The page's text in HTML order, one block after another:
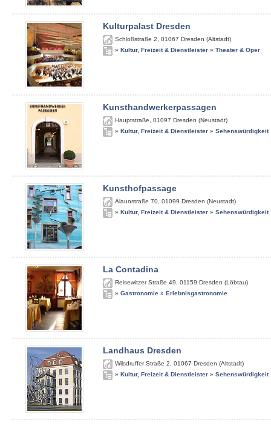
Kulturpalast Dresden
Schloßstraße 2 01067 Dresden (Altstadt)
» Kultur, Freizeit & Dienstleister » Theater & Oper
Kunsthandwerkerpassagen
Hauptstraße 01097 Dresden (Neustadt)
» Kultur, Freizeit & Dienstleister » Sehenswürdigkeit
Kunsthofpassage
Alaunstraße 70 01099 Dresden (Neustadt)
» Kultur, Freizeit & Dienstleister » Sehenswürdigkeit
La Contadina
Reisewitzer Straße 49 01159 Dresden (Löbtau)
» Gastronomie » Erlebnisgastronomie
Landhaus Dresden
Wilsdruffer Straße 2 01067 Dresden (Altstadt)
» Kultur, Freizeit & Dienstleister » Sehenswürdigkeit